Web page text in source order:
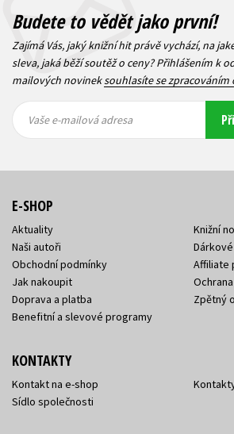
Budete to vědět jako první!
Zajímá Vás, jaký knižní hit právě vychází, na
sleva, jaká běží soutěž o ceny? Přihlášením k
mailových novineksouhlasíte se zpracováním
mailová
mailová
Vaše e-mailová adresa
E-SHOP
Aktuality
Naši autoři
Obchodní podmínky
Jak nakoupit
Doprava a platba
Benefitní a slevové programy
Knižní
Affiliate
Zpětný
KONTAKTY
Kontakt na e-shop
Sídlo společnosti